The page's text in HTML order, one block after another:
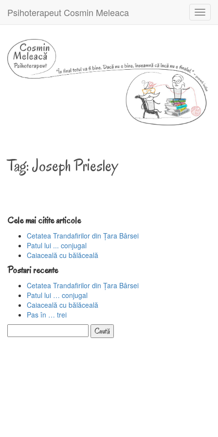
Psihoterapeut Cosmin Meleaca
Tag:Joseph Priesley
Cele mai citite articole
Cetatea Trandafirilor din Țara Bârsei
Patul lui ... conjugal
Caiaceală cu bălăceală
Postari recente
Cetatea Trandafirilor din Țara Bârsei
Patul lui … conjugal
Caiaceală cu bălăceală
Pas în … trei
după: